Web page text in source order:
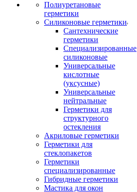
Полиуретановые
герметики
Силиконовые герметики
Сантехнические
герметики
Специализированные
силиконовые
Универсальные
кислотные
(уксусные)
Универсальные
нейтральные
Герметики для
структурного
остекления
Акриловые герметики
Герметики для
стеклопакетов
Герметики
специализированные
Гибридные герметики
Мастика для окон